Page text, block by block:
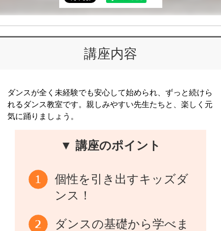
講座内容
ダンスが全く未経験でも安心して始められ、ずっと続けら
れるダンス教室です。親しみやすい先生たちと、楽しく元
気に踊りましょう。
▼ 講座のポイント
個性を引き出すキッズダ
ンス！
ダンスの基礎から学べま